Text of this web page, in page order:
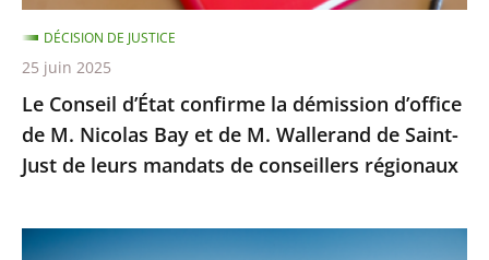
Nicolas
Bay
et
de
M.
Wallerand
Saint-
Le Conseil d’État confirme la démission d’office
de M. Nicolas Bay et de M. Wallerand de Saint-
Just de leurs mandats de conseillers régionaux
DÉCISION DE JUSTICE
25 juin 2025
Autoroute